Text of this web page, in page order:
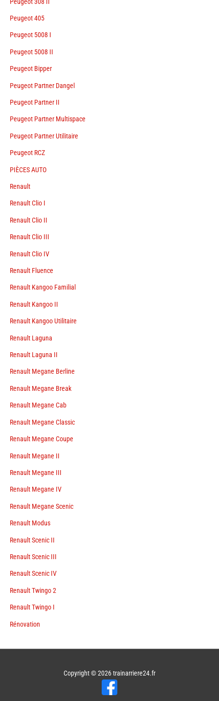
Peugeot 405
Peugeot 5008 I
Peugeot 5008 II
Peugeot Bipper
Peugeot Partner Dangel
Peugeot Partner II
Peugeot Partner Multispace
Peugeot Partner Utilitaire
Peugeot RCZ
PIÈCES AUTO
Renault
Renault Clio I
Renault Clio II
Renault Clio III
Renault Clio IV
Renault Fluence
Renault Kangoo Familial
Renault Kangoo II
Renault Kangoo Utilitaire
Renault Laguna
Renault Laguna II
Renault Megane Berline
Renault Megane Break
Renault Megane Cab
Renault Megane Classic
Renault Megane Coupe
Renault Megane II
Renault Megane III
Renault Megane IV
Renault Megane Scenic
Renault Modus
Renault Scenic II
Renault Scenic III
Renault Scenic IV
Renault Twingo 2
Renault Twingo I
Rénovation
Copyright © 2026trainarriere24.fr